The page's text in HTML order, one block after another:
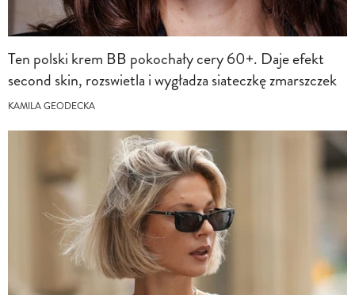
Ten polski krem BB pokochały cery 60+. Daje efekt
second skin, rozswietla i wygładza siateczkę zmarszczek
KAMILA GEODECKA